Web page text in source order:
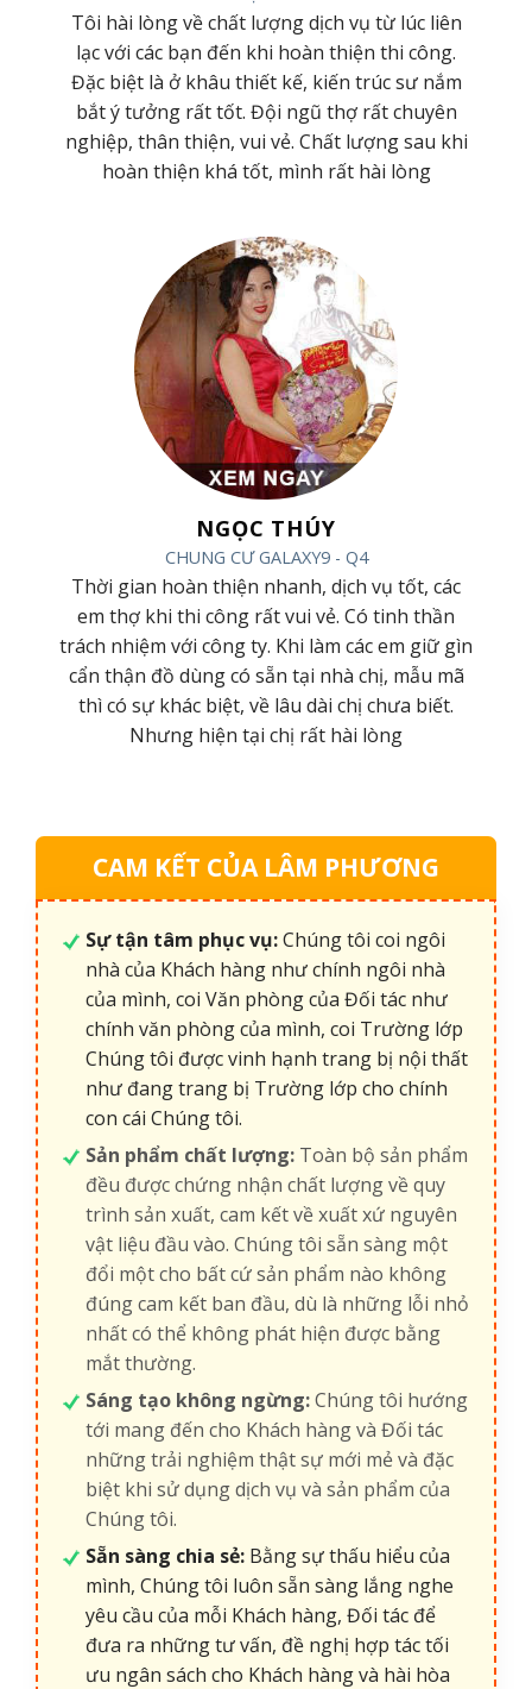
Tôi hài lòng về chất lượng dịch vụ từ lúc liên
lạc với các bạn đến khi hoàn thiện thi công.
Đặc biệt là ở khâu thiết kế, kiến trúc sư nắm
bắt ý tưởng rất tốt. Đội ngũ thợ rất chuyên
nghiệp, thân thiện, vui vẻ. Chất lượng sau khi
hoàn thiện khá tốt, mình rất hài lòng
NGỌC THÚY
CHUNG CƯ GALAXY9 - Q4
Thời gian hoàn thiện nhanh, dịch vụ tốt, các
em thợ khi thi công rất vui vẻ. Có tinh thần
trách nhiệm với công ty. Khi làm các em giữ gìn
cẩn thận đồ dùng có sẵn tại nhà chị, mẫu mã
thì có sự khác biệt, về lâu dài chị chưa biết.
Nhưng hiện tại chị rất hài lòng
CAM KẾT CỦA LÂM PHƯƠNG
Sự tận tâm phục vụ:Chúng tôi coi ngôi
nhà của Khách hàng như chính ngôi nhà
của mình, coi Văn phòng của Đối tác như
chính văn phòng của mình, coi Trường lớp
Chúng tôi được vinh hạnh trang bị nội thất
như đang trang bị Trường lớp cho chính
con cái Chúng tôi.
Sản phẩm chất lượng: Toàn bộ sản phẩm
đều được chứng nhận chất lượng về quy
trình sản xuất, cam kết về xuất xứ nguyên
vật liệu đầu vào. Chúng tôi sẵn sàng một
đổi một cho bất cứ sản phẩm nào không
đúng cam kết ban đầu, dù là những lỗi nhỏ
nhất có thể không phát hiện được bằng
mắt thường.
Sáng tạo không ngừng:Chúng tôi hướng
tới mang đến cho Khách hàng và Đối tác
những trải nghiệm thật sự mới mẻ và đặc
biệt khi sử dụng dịch vụ và sản phẩm của
Chúng tôi.
Sẵn sàng chia sẻ: Bằng sự thấu hiểu của
mình, Chúng tôi luôn sẵn sàng lắng nghe
yêu cầu của mỗi Khách hàng, Đối tác để
đưa ra những tư vấn, đề nghị hợp tác tối
ưu ngân sách cho Khách hàng và hài hòa